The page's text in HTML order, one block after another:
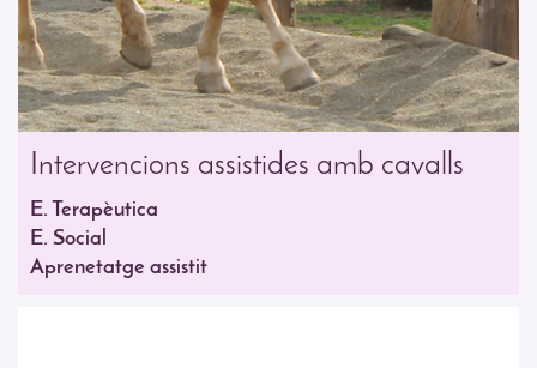
Intervencions assistides amb cavalls
E. Terapèutica
E. Social
Aprenetatge assistit